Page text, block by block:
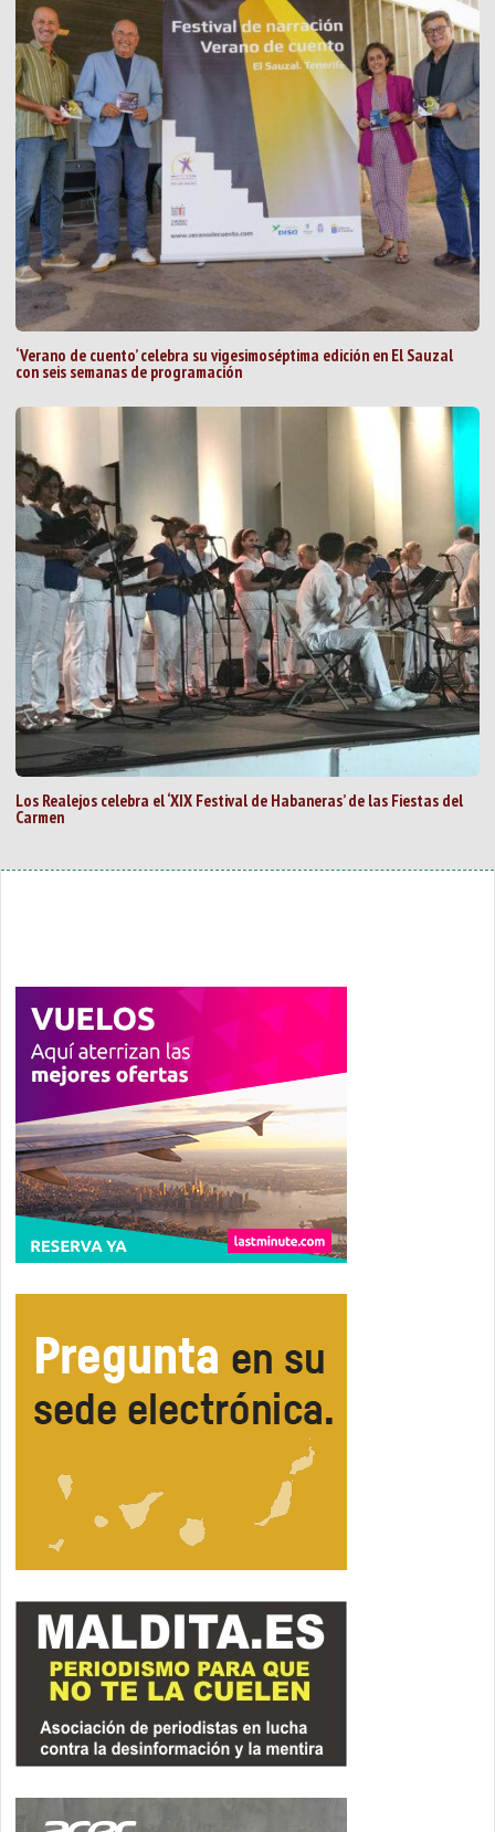
‘Verano de cuento’ celebra su vigesimoséptima edición en El Sauzal
con seis semanas de programación
Los Realejos celebra el ‘XIX Festival de Habaneras’ de las Fiestas del
Carmen